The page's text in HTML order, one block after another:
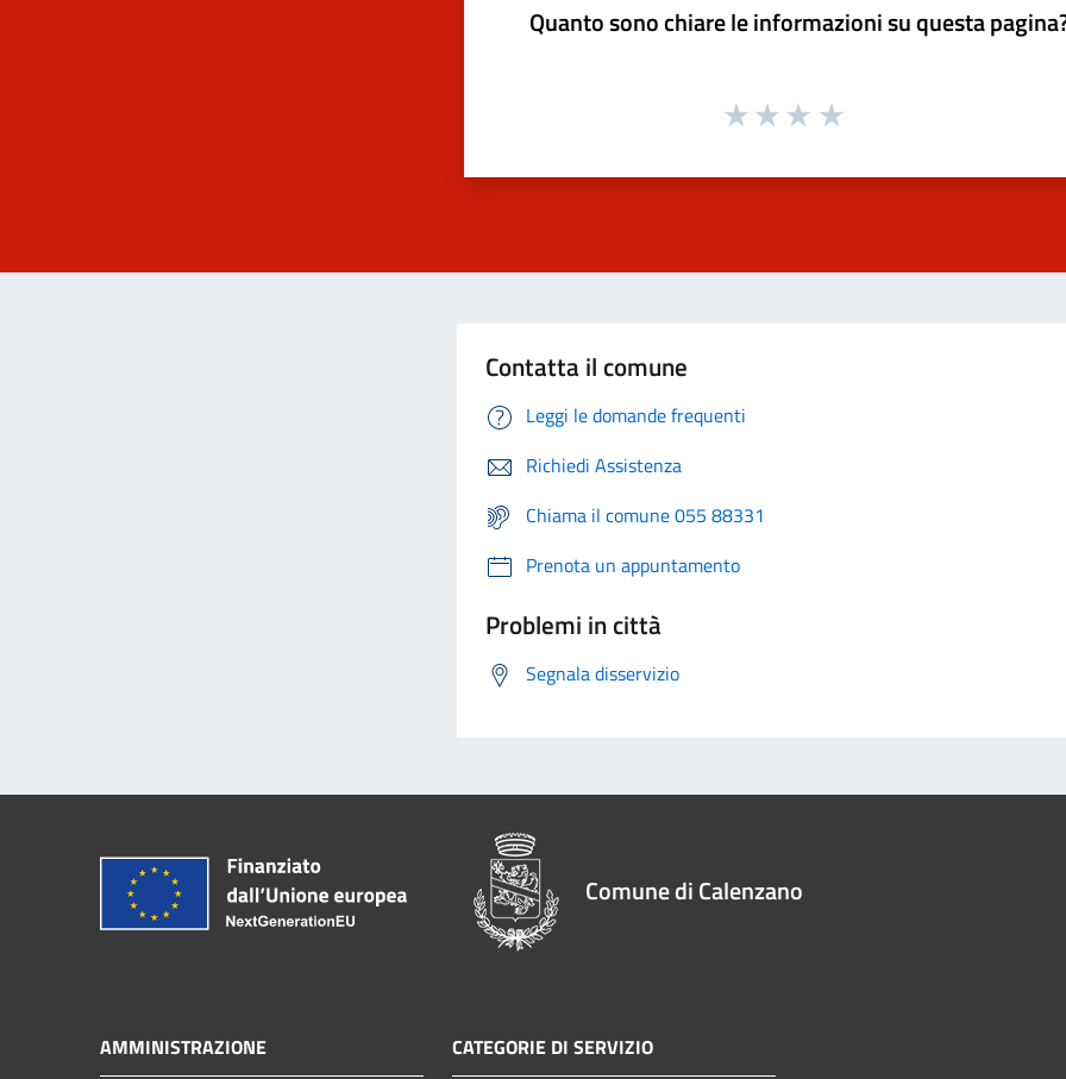
Quanto sono chiare le informazioni su questa
Contatta il comune
Leggi le domande frequenti
Richiedi Assistenza
Chiama il comune 055 88331
Prenota un appuntamento
Problemi in città
Segnala disservizio
Comune di Calenzano
AMMINISTRAZIONE CATEGORIE DI SERVIZIO